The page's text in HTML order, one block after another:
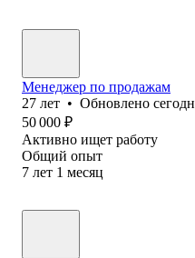
Менеджер по продажам
27 лет • Обновлено
50 000 ₽
Активно ищет работу
Общий опыт
7 лет 1 месяц